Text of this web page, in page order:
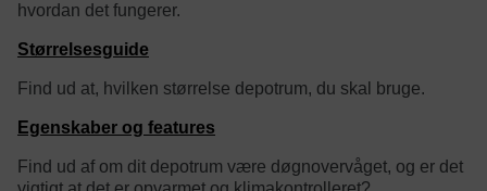
hvordan det fungerer.
Størrelsesguide
Find ud at, hvilken størrelse depotrum, du skal bruge.
Egenskaber og features
Find ud af om dit depotrum være døgnovervåget, og er det